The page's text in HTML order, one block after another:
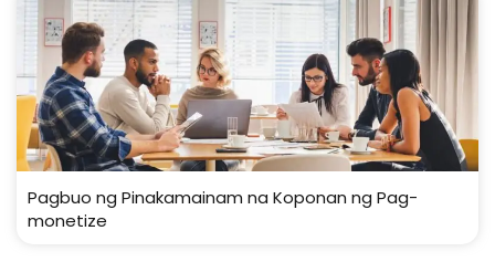
Pagbuo ng Pinakamainam na Koponan ng Pag-
monetize